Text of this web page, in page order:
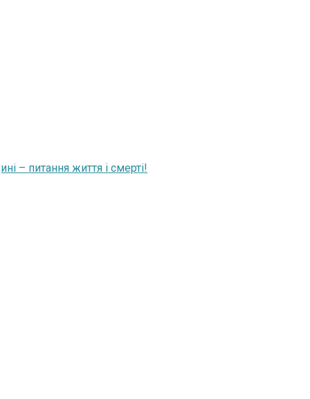
– питання життя і смерті!